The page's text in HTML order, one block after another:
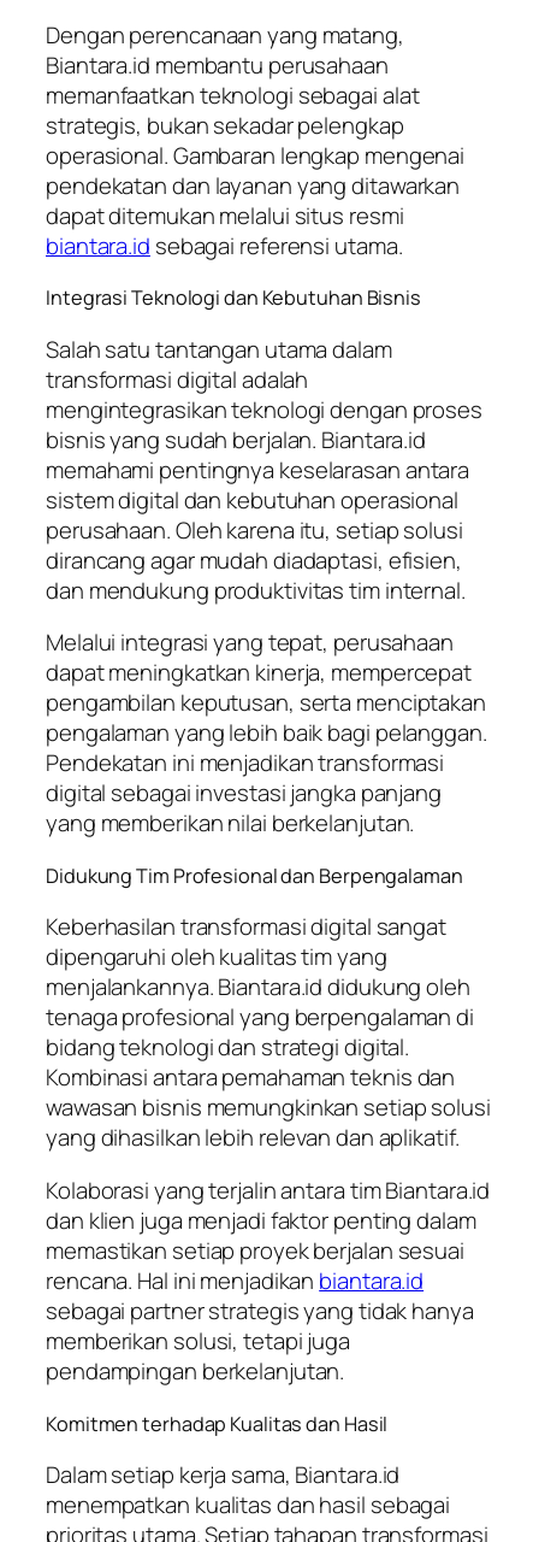
Dengan perencanaan yang matang,
Biantara.id membantu perusahaan
memanfaatkan teknologi sebagai alat
strategis, bukan sekadar pelengkap
operasional. Gambaran lengkap mengenai
pendekatan dan layanan yang ditawarkan
dapat ditemukan melalui situs resmi
biantara.id sebagai referensi utama.
Integrasi Teknologi dan Kebutuhan Bisnis
Salah satu tantangan utama dalam
transformasi digital adalah
mengintegrasikan teknologi dengan proses
bisnis yang sudah berjalan. Biantara.id
memahami pentingnya keselarasan antara
sistem digital dan kebutuhan operasional
perusahaan. Oleh karena itu, setiap solusi
dirancang agar mudah diadaptasi, efisien,
dan mendukung produktivitas tim internal.
Melalui integrasi yang tepat, perusahaan
dapat meningkatkan kinerja, mempercepat
pengambilan keputusan, serta menciptakan
pengalaman yang lebih baik bagi pelanggan.
Pendekatan ini menjadikan transformasi
digital sebagai investasi jangka panjang
yang memberikan nilai berkelanjutan.
Didukung Tim Profesional dan Berpengalaman
Keberhasilan transformasi digital sangat
dipengaruhi oleh kualitas tim yang
menjalankannya. Biantara.id didukung oleh
tenaga profesional yang berpengalaman di
bidang teknologi dan strategi digital.
Kombinasi antara pemahaman teknis dan
wawasan bisnis memungkinkan setiap solusi
yang dihasilkan lebih relevan dan aplikatif.
Kolaborasi yang terjalin antara tim Biantara.id
dan klien juga menjadi faktor penting dalam
memastikan setiap proyek berjalan sesuai
rencana. Hal ini menjadikan biantara.id
sebagai partner strategis yang tidak hanya
memberikan solusi, tetapi juga
pendampingan berkelanjutan.
Komitmen terhadap Kualitas dan Hasil
Dalam setiap kerja sama, Biantara.id
menempatkan kualitas dan hasil sebagai
prioritas utama. Setiap tahapan transformasi